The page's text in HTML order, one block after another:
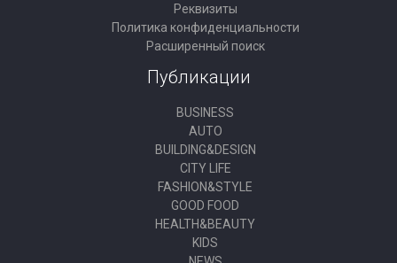
Реквизиты
Политика конфиденциальности
Расширенный поиск
Публикации
BUSINESS
AUTO
BUILDING&DESIGN
CITY LIFE
FASHION&STYLE
GOOD FOOD
HEALTH&BEAUTY
KIDS